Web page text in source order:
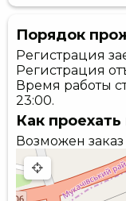
Порядок
Регистрация
Регистрация
Время работы
23:00.
Как проехать
Возможен